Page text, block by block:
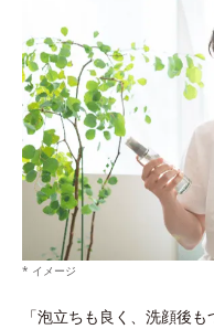
* イメージ
「泡立ちも良く、洗顔後